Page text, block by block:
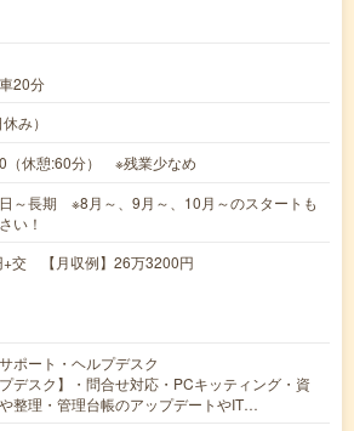
20分
み）
（休憩:60分） ※残業少なめ
日～長期 ※8月～、9月～、10月～のスタートも
い！
+交 【月収例】26万3200円
ポート・ヘルプデスク
プデスク】・問合せ対応・PCキッティング・資
整理・管理台帳のアップデートやIT…